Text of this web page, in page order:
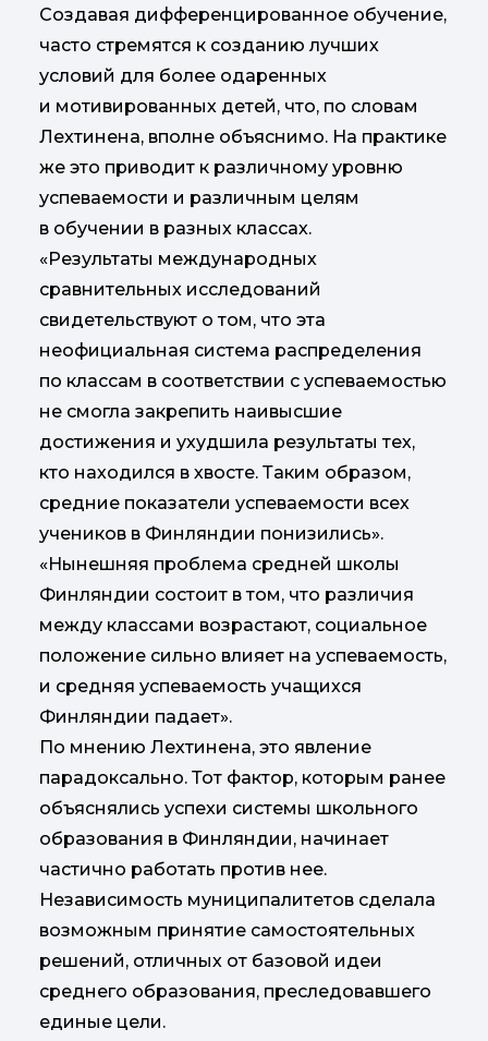
Создавая дифференцированное обучение,
часто стремятся к созданию лучших
условий для более одаренных
и мотивированных детей, что, по словам
Лехтинена, вполне объяснимо. На практике
же это приводит к различному уровню
успеваемости и различным целям
в обучении в разных классах.
«Результаты международных
сравнительных исследований
свидетельствуют о том, что эта
неофициальная система распределения
по классам в соответствии с успеваемостью
не смогла закрепить наивысшие
достижения и ухудшила результаты тех,
кто находился в хвосте. Таким образом,
средние показатели успеваемости всех
учеников в Финляндии понизились».
«Нынешняя проблема средней школы
Финляндии состоит в том, что различия
между классами возрастают, социальное
положение сильно влияет на успеваемость,
и средняя успеваемость учащихся
Финляндии падает».
По мнению Лехтинена, это явление
парадоксально. Тот фактор, которым ранее
объяснялись успехи системы школьного
образования в Финляндии, начинает
частично работать против нее.
Независимость муниципалитетов сделала
возможным принятие самостоятельных
решений, отличных от базовой идеи
среднего образования, преследовавшего
единые цели.